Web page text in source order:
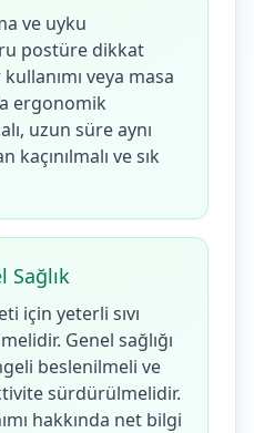
ve uyku
postüre dikkat
veya masa
ergonomik
uzun süre aynı
ve sık
Sağlık
için yeterli sıvı
Genel sağlığı
beslenilmeli ve
sürdürülmelidir.
hakkında net bilgi